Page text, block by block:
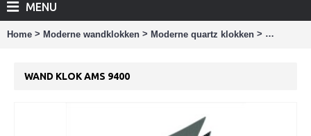
MENU
Home > Moderne wandklokken > Moderne quartz klokken > Wand
WAND KLOK AMS 9400